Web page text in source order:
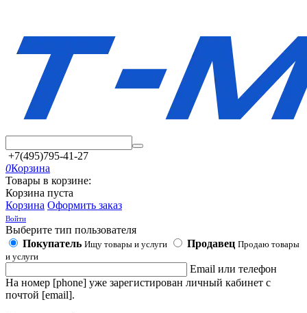
+7(495)795-41-27
0Корзина
Товары в корзине:
Корзина пуста
Корзина Оформить заказ
Войти
Выберите тип пользователя
Покупатель Ищу товары и услуги Продавец Продаю товары
и услуги
Email или телефон
На номер [phone] уже зарегистирован личный кабинет с
почтой [email].